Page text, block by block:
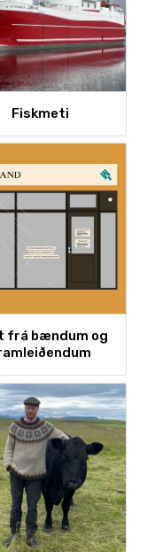
Fiskmeti
frá bændum og